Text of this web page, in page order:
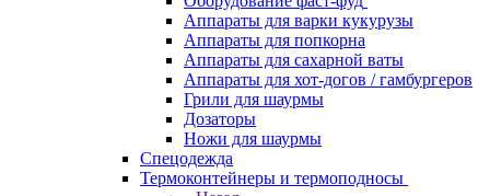
Аппараты для варки кукурузы
Аппараты для попкорна
Аппараты для сахарной ваты
Аппараты для хот-догов / гамбургеров
Грили для шаурмы
Дозаторы
Ножи для шаурмы
Спецодежда
Термоконтейнеры и термоподносы